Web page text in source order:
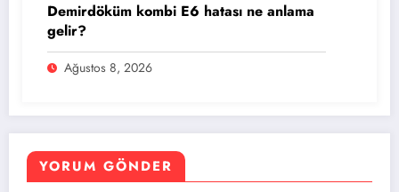
Demirdöküm kombi E6 hatası ne anlama
gelir?
Ağustos 8, 2026
YORUM GÖNDER